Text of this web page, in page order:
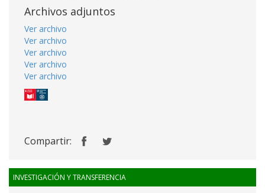
Archivos adjuntos
Ver archivo
Ver archivo
Ver archivo
Ver archivo
Ver archivo
Compartir:
INVESTIGACIÓN Y TRANSFERENCIA